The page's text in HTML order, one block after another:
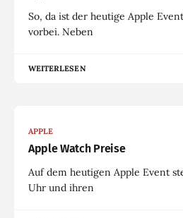
So, da ist der heutige Apple
vorbei. Neben
WEITERLESEN
APPLE
Apple Watch Preise
Auf dem heutigen Apple Event
Uhr und ihren